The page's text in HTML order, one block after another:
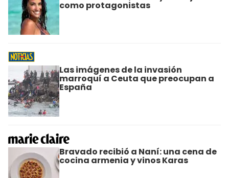
como protagonistas
Las imágenes de la invasión
marroquí a Ceuta que preocupan a
España
Bravado recibió a Naní: una cena de
cocina armenia y vinos Karas